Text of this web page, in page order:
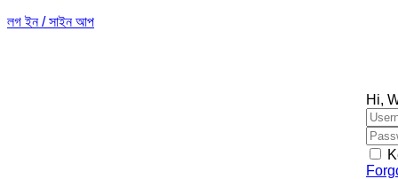
লগ ইন / সাইন আপ
Hi,